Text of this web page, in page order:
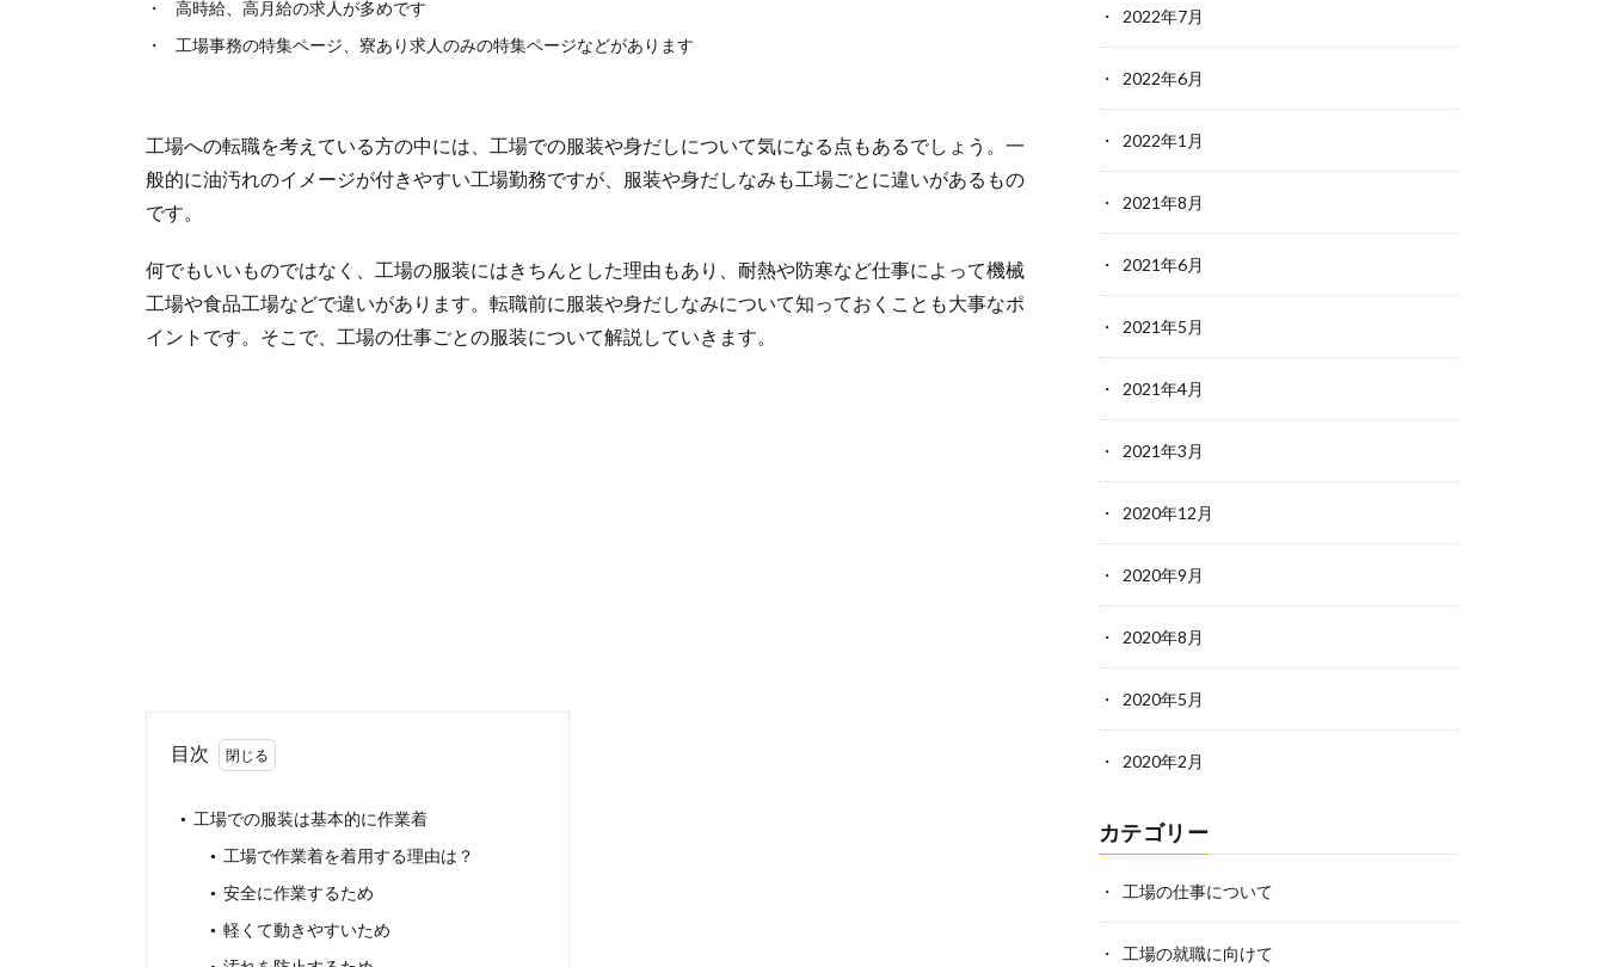
高時給、高月給の求人が多めです
工場事務の特集ページ、寮あり求人のみの特集ページなどがあります
工場への転職を考えている方の中には、工場での服装や身だしについて気になる点もあるでしょう。一
般的に油汚れのイメージが付きやすい工場勤務ですが、服装や身だしなみも工場ごとに違いがあるもの
です。
何でもいいものではなく、工場の服装にはきちんとした理由もあり、耐熱や防寒など仕事によって機械
工場や食品工場などで違いがあります。転職前に服装や身だしなみについて知っておくことも大事なポ
イントです。そこで、工場の仕事ごとの服装について解説していきます。
目次
工場での服装は基本的に作業着
工場で作業着を着用する理由は？
安全に作業するため
軽くて動きやすいため
2022年7月
2022年6月
2022年1月
2021年8月
2021年6月
2021年5月
2021年4月
2021年3月
2020年12月
2020年9月
2020年8月
2020年5月
2020年2月
カテゴリー
工場の仕事について
工場の就職に向けて